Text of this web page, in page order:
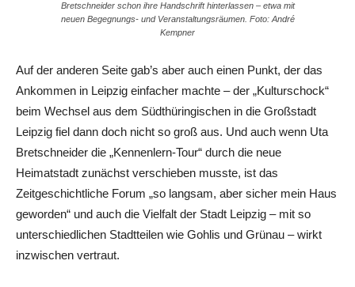
Bretschneider schon ihre Handschrift hinterlassen – etwa mit
neuen Begegnungs- und Veranstaltungsräumen. Foto: André
Kempner
Auf der anderen Seite gab’s aber auch einen Punkt, der das
Ankommen in Leipzig einfacher machte – der „Kulturschock“
beim Wechsel aus dem Südthüringischen in die Großstadt
Leipzig fiel dann doch nicht so groß aus. Und auch wenn Uta
Bretschneider die „Kennenlern-Tour“ durch die neue
Heimatstadt zunächst verschieben musste, ist das
Zeitgeschichtliche Forum „so langsam, aber sicher mein Haus
geworden“ und auch die Vielfalt der Stadt Leipzig – mit so
unterschiedlichen Stadtteilen wie Gohlis und Grünau – wirkt
inzwischen vertraut.